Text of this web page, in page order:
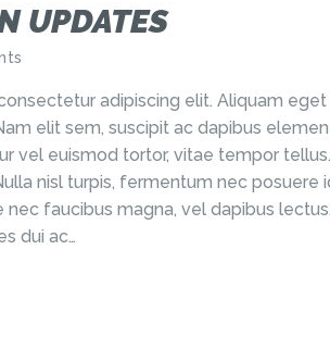
UPDATES
adipiscing elit. Aliquam eget
elit sem, suscipit ac dapibus
vel euismod tortor, vitae tempor
nisl turpis, fermentum nec posuere
nec faucibus magna, vel dapibus lectus.
dui ac…